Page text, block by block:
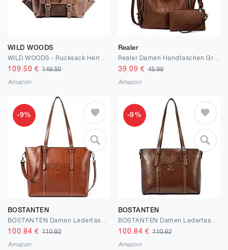
WILD WOODS
WILD WOODS - Rucksack Herren Damen Unisex Leder Schulrucksack Fahrradrucksack Laptop Notebook 15,6" Wanderrucksack Lederrucksack Büffelleder Mittelbraun Vintage
109.50 €149.50
Amazon
Realer
Realer Damen Handtaschen Groß Shopper Lederhandtasche Schultertasche Umhängetasche Geldbörse Hobo Damen Taschen Set für Büro Schule Einkauf Reise 2pcs Braun
39.09 € 45.99
Amazon
-9%
BOSTANTEN
100.84 €110.92
Amazon
-9%
BOSTANTEN
100.84 € 110.92
Amazon